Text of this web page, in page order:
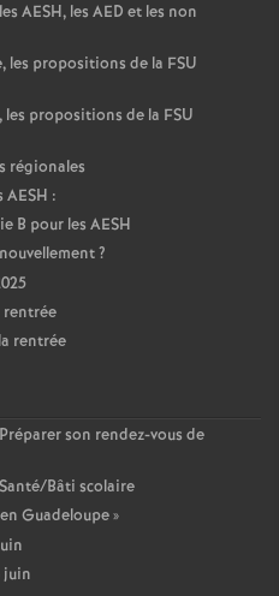
AESH, les AED et les non
les propositions de la FSU
propositions de la FSU
régionales
:
B pour les AESH
?
rentrée
rentrée
son rendez-vous de
Bâti scolaire
Guadeloupe»
juin